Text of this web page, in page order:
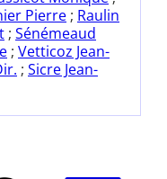
Pierre ; Raulin
; Sénémeaud
; Vetticoz Jean-
; Sicre Jean-